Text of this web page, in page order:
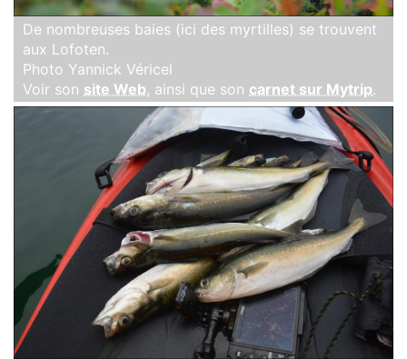
De nombreuses baies (ici des myrtilles) se trouvent
aux Lofoten.
Photo Yannick Véricel
Voir son site Web, ainsi que son carnet sur Mytrip.